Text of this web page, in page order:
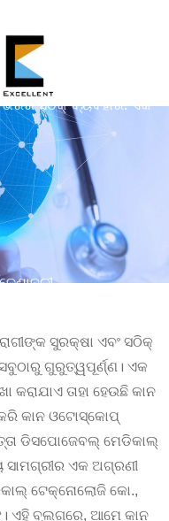
ସଠିକ୍ ବ୍ୟବହାର: ଏକ
ସୁରକ୍ଷା ଏବଂ ସଠିକ୍
ଗୁରୁତ୍ୱପୂର୍ଣ୍ଣ। ଏକ
କରାଯାଏ ତାହା ହେଉଛି କାନ
କାନ ଓଟୋସ୍କୋପ୍
ଡିସପୋଜେବଲ୍ ମେଡିକାଲ୍
ଏକ ଅଗ୍ରଣୀ
ଟେକ୍ନୋଲୋଜି କୋ.,
ଏହି ବ୍ଲଗରେ, ଆମେ କାନ